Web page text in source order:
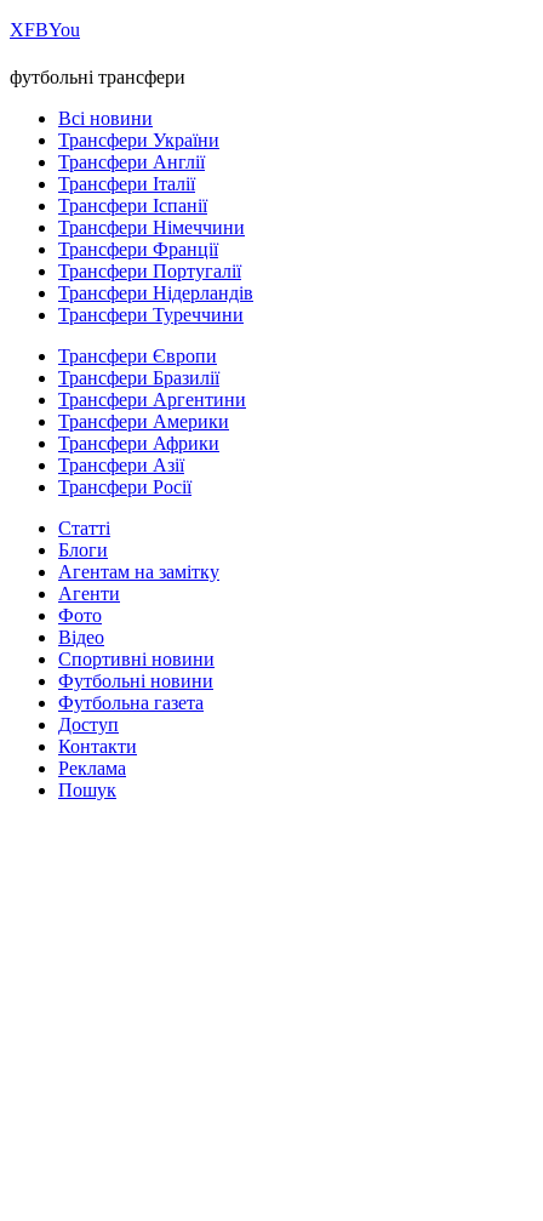
ХFBYou
футбольні трансфери
Всі новини
Трансфери України
Трансфери Англії
Трансфери Італії
Трансфери Іспанії
Трансфери Німеччини
Трансфери Франції
Трансфери Португалії
Трансфери Нідерландів
Трансфери Туреччини
Трансфери Європи
Трансфери Бразилії
Трансфери Аргентини
Трансфери Америки
Трансфери Африки
Трансфери Азії
Трансфери Росії
Статті
Блоги
Агентам на замітку
Агенти
Фото
Відео
Спортивні новини
Футбольні новини
Футбольна газета
Доступ
Контакти
Реклама
Пошук